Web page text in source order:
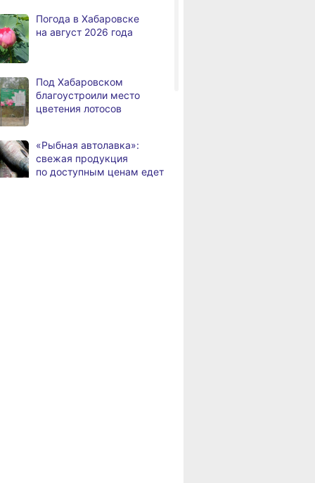
в этом году подали свыше
100 тысяч заявлений
медалями «За спасение
на пожаре»
по нацпроекту капитально
ремонтируют кровлю Дома
культуры
Погода в Хабаровске
на август 2026 года
Под Хабаровском
благоустроили место
цветения лотосов
«Рыбная автолавка»:
свежая продукция
по доступным ценам едет